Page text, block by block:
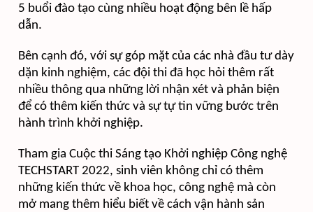
5 buổi đào tạo cùng nhiều hoạt động bên lề hấp
dẫn.
Bên cạnh đó, với sự góp mặt của các nhà đầu tư dày
dặn kinh nghiệm, các đội thi đã học hỏi thêm rất
nhiều thông qua những lời nhận xét và phản biện
để có thêm kiến thức và sự tự tin vững bước trên
hành trình khởi nghiệp.
Tham gia Cuộc thi Sáng tạo Khởi nghiệp Công nghệ
TECHSTART 2022, sinh viên không chỉ có thêm
những kiến thức về khoa học, công nghệ mà còn
mở mang thêm hiểu biết về cách vận hành sản